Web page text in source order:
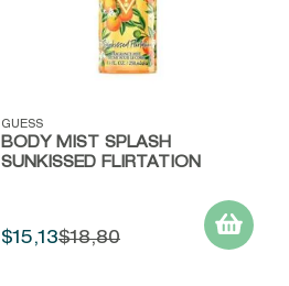
Vista rápida
GUESS
BODY MIST SPLASH
SUNKISSED FLIRTATION
$15,13$18,80